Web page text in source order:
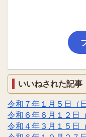
いいねされた記事
令和７年１月５日（
令和６年６月１２日
令和４年３月１５日